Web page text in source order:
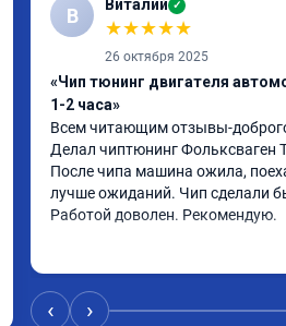
В Виталий ✓
★★★★★
26 октября 2025
«Чип тюнинг двигателя
1-2 часа»
Всем читающим отзывы-
Делал чиптюнинг Фольксваген
После чипа машина ожила,
лучше ожиданий. Чип сделали
Работой доволен. Рекомендую.
‹ ›